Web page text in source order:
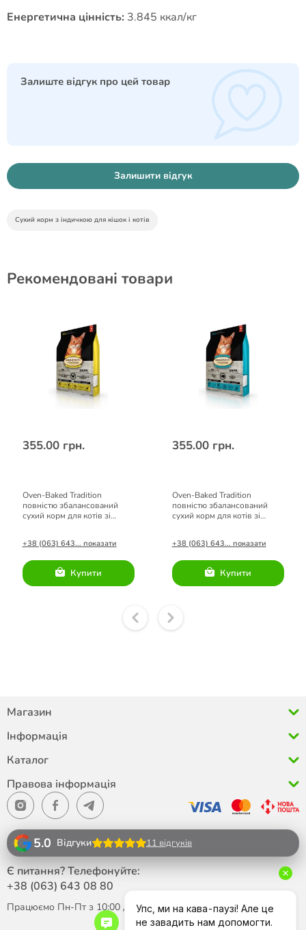
Енергетична цінність: 3.845 ккал/кг
Залиште відгук про цей товар
Залишити відгук
Сухий корм з індичкою для кішок і котів
Рекомендовані товари
355.00 грн.
Oven-Baked Tradition
повністю збалансований
сухий корм для котів зі
+38 (063) 643... показати
Купити
355.00 грн.
Oven-Baked Tradition
повністю збалансований
сухий корм для котів зі
+38 (063) 643... показати
Купити
Магазин
Інформація
Каталог
Правова інформація
5.0 Відгуки 11 відгуків
Є питання? Телефонуйте:
+38 (063) 643 08 80
Працюємо Пн-Пт з 10:00 до 18:00